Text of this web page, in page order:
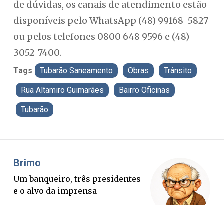
de dúvidas, os canais de atendimento estão
disponíveis pelo WhatsApp (48) 99168-5827
ou pelos telefones 0800 648 9596 e (48)
3052-7400.
Tags Tubarão Saneamento Obras Trânsito
Rua Altamiro Guimarães Bairro Oficinas
Tubarão
Misael Elias
O Boato corre mais rápido que a
verdade. Mas quem paga a